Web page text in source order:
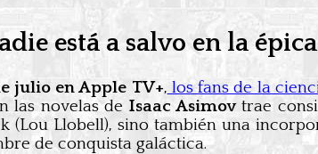
está a salvo en la
julio en Apple TV+, los fans de la
las novelas de Isaac Asimovtrae
(Lou Llobell), sino también una
de conquista galáctica.